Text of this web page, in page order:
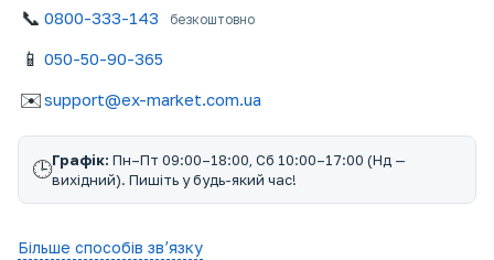
📞 0800-333-143 безкоштовно
📱 050-50-90-365
✉️support@ex-market.com.ua
🕒Графік: Пн–Пт 09:00–18:00, Сб 10:00–17:00 (Нд —
вихідний). Пишіть у будь-який час!
Більше способів звʼязку